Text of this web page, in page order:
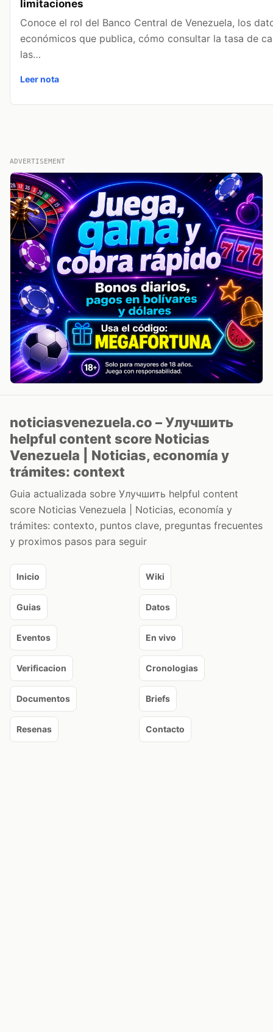
limitaciones
Conoce el rol del Banco Central de Venezuela, los
económicos que publica, cómo consultar la tasa de
las…
Leer nota
ADVERTISEMENT
noticiasvenezuela.co – Улучшить
helpful content score Noticias
Venezuela | Noticias, economía y
trámites: context
Guia actualizada sobre Улучшить helpful content
score Noticias Venezuela | Noticias, economía y
trámites: contexto, puntos clave, preguntas frecuentes
y proximos pasos para seguir
Inicio Wiki
Guias Datos
Eventos En vivo
Verificacion Cronologias
Documentos Briefs
Resenas Contacto